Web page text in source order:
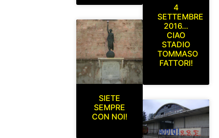
SIETE
SEMPRE
CON NOI!
4
SETTEMBRE
2016…
CIAO
STADIO
TOMMASO
FATTORI!